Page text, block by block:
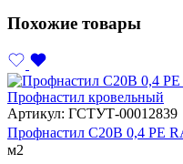
Похожие товары
Профнастил кровельный
Артикул: ГСТУТ-00012839
Профнастил С20В 0,4 PE
м2